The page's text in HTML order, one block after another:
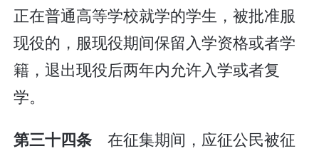
正在普通高等学校就学的学生，被批准服
现役的，服现役期间保留入学资格或者学
籍，退出现役后两年内允许入学或者复
学。
第三十四条 在征集期间，应征公民被征